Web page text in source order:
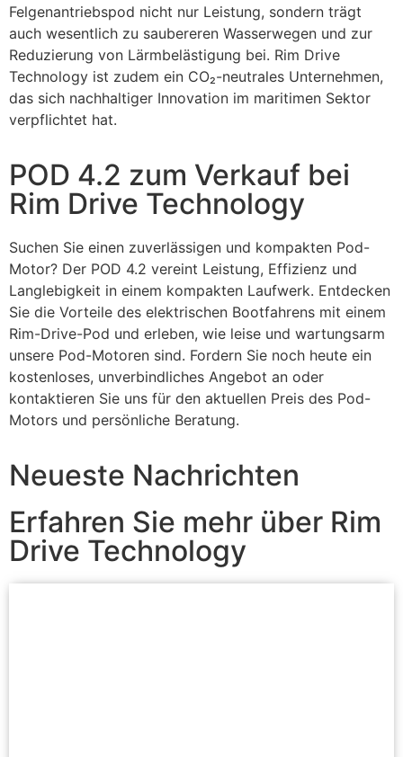
Felgenantriebspod nicht nur Leistung, sondern trägt
auch wesentlich zu saubereren Wasserwegen und zur
Reduzierung von Lärmbelästigung bei. Rim Drive
Technology ist zudem ein CO₂-neutrales Unternehmen,
das sich nachhaltiger Innovation im maritimen Sektor
verpflichtet hat.
POD 4.2 zum Verkauf bei
Rim Drive Technology
Suchen Sie einen zuverlässigen und kompakten Pod-
Motor? Der POD 4.2 vereint Leistung, Effizienz und
Langlebigkeit in einem kompakten Laufwerk. Entdecken
Sie die Vorteile des elektrischen Bootfahrens mit einem
Rim-Drive-Pod und erleben, wie leise und wartungsarm
unsere Pod-Motoren sind. Fordern Sie noch heute ein
kostenloses, unverbindliches Angebot an oder
kontaktieren Sie uns für den aktuellen Preis des Pod-
Motors und persönliche Beratung.
Neueste Nachrichten
Erfahren Sie mehr über Rim
Drive Technology